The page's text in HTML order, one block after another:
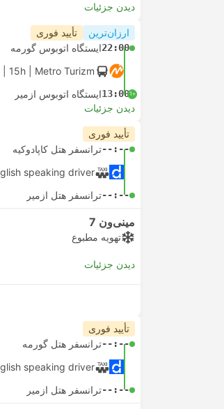
دیدن جزئیات
ارزان‌ترین تأیید فوری
22:00ایستگاه اتوبوس گورمه
15h | Metro Turizm
+1
13:00ایستگاه اتوبوس ازمیر
دیدن جزئیات
تأیید فوری
--:--ترانسفر هتل کاپادوکیه
speaking driver
--:--ترانسفر هتل ازمیر
مینی‌ون 7
تهویه مطبوع
دیدن جزئیات
تأیید فوری
--:--ترانسفر هتل گورمه
speaking driver
--:--ترانسفر هتل ازمیر